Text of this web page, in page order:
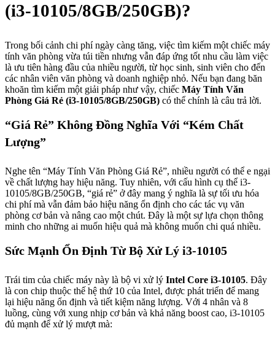
(i3-10105/8GB/250GB)?
Trong bối cảnh chi phí ngày càng tăng, việc tìm kiếm một chiếc máy
tính văn phòng vừa túi tiền nhưng vẫn đáp ứng tốt nhu cầu làm việc
là ưu tiên hàng đầu của nhiều người, từ học sinh, sinh viên cho đến
các nhân viên văn phòng và doanh nghiệp nhỏ. Nếu bạn đang băn
khoăn tìm kiếm một giải pháp như vậy, chiếc Máy Tính Văn
Phòng Giá Rẻ (i3-10105/8GB/250GB) có thể chính là câu trả lời.
“Giá Rẻ” Không Đồng Nghĩa Với “Kém Chất
Lượng”
Nghe tên “Máy Tính Văn Phòng Giá Rẻ”, nhiều người có thể e ngại
về chất lượng hay hiệu năng. Tuy nhiên, với cấu hình cụ thể i3-
10105/8GB/250GB, “giá rẻ” ở đây mang ý nghĩa là sự tối ưu hóa
chi phí mà vẫn đảm bảo hiệu năng ổn định cho các tác vụ văn
phòng cơ bản và nâng cao một chút. Đây là một sự lựa chọn thông
minh cho những ai muốn hiệu quả mà không muốn chi quá nhiều.
Sức Mạnh Ổn Định Từ Bộ Xử Lý i3-10105
Trái tim của chiếc máy này là bộ vi xử lý Intel Core i3-10105. Đây
là con chip thuộc thế hệ thứ 10 của Intel, được phát triển để mang
lại hiệu năng ổn định và tiết kiệm năng lượng. Với 4 nhân và 8
luồng, cùng với xung nhịp cơ bản và khả năng boost cao, i3-10105
đủ mạnh để xử lý mượt mà: